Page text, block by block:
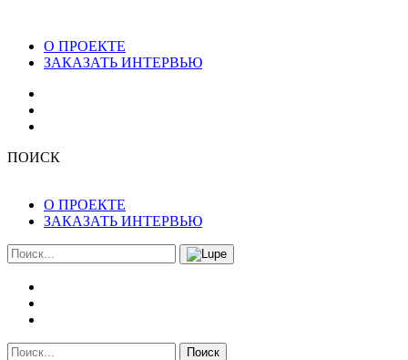
О ПРОЕКТЕ
ЗАКАЗАТЬ ИНТЕРВЬЮ
ПОИСК
О ПРОЕКТЕ
ЗАКАЗАТЬ ИНТЕРВЬЮ
Поиск